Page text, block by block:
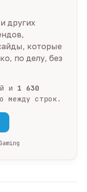
других
которые
по делу, без
и 1 630
между строк.